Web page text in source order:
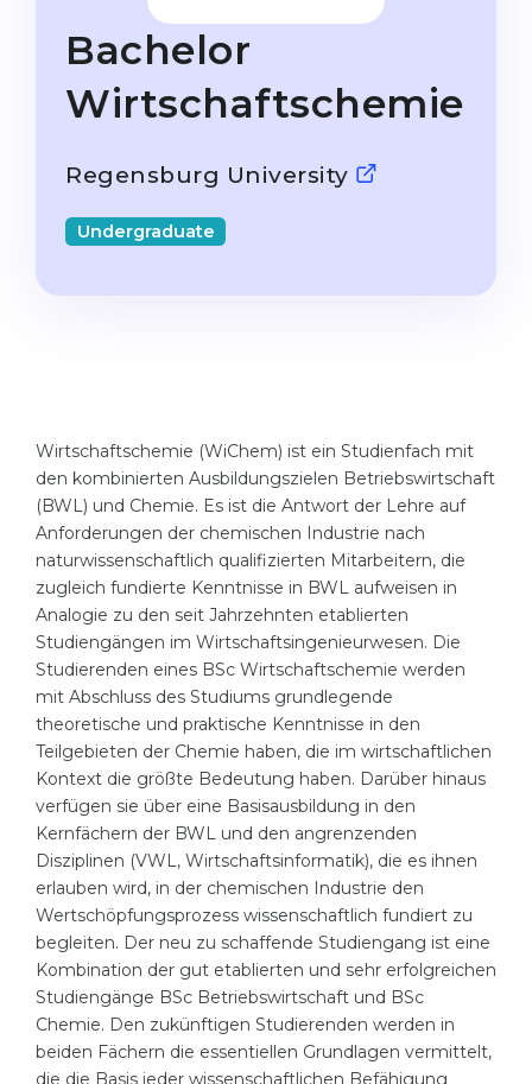
Language Visa
STUDIENKOLLEG
Studienkollegs
Freshman / Foundation
University Preparation
GEOGRAPHY
States
Cities
PROFESSIONS
Professions
Fields of Study
Sample Vacancies
CAREER GUIDANCE
Holland Test
Interest Map Test
RIASEC Test
Successat
100%
Studienkolleg
Bachelor’s
Master’s
WE APPLY AFTER...
11-Year School
2nd–3rd Year
Bachelor’s Degree
Master’s Degree
Medicine
Engineering
Physics
Management
Other Field
WE APPLY FROM...
Russia
Ukraine
Kazakhstan
Azerbaijan
Armenia
Bachelor
Wirtschaftschemie
Regensburg University
Undergraduate
Wirtschaftschemie (WiChem) ist ein Studienfach mit
den kombinierten Ausbildungszielen Betriebswirtschaft
(BWL) und Chemie. Es ist die Antwort der Lehre auf
Anforderungen der chemischen Industrie nach
naturwissenschaftlich qualifizierten Mitarbeitern, die
zugleich fundierte Kenntnisse in BWL aufweisen in
Analogie zu den seit Jahrzehnten etablierten
Studiengängen im Wirtschaftsingenieurwesen. Die
Studierenden eines BSc Wirtschaftschemie werden
mit Abschluss des Studiums grundlegende
theoretische und praktische Kenntnisse in den
Teilgebieten der Chemie haben, die im wirtschaftlichen
Kontext die größte Bedeutung haben. Darüber hinaus
verfügen sie über eine Basisausbildung in den
Kernfächern der BWL und den angrenzenden
Disziplinen (VWL, Wirtschaftsinformatik), die es ihnen
erlauben wird, in der chemischen Industrie den
Wertschöpfungsprozess wissenschaftlich fundiert zu
begleiten. Der neu zu schaffende Studiengang ist eine
Kombination der gut etablierten und sehr erfolgreichen
Studiengänge BSc Betriebswirtschaft und BSc
Chemie. Den zukünftigen Studierenden werden in
beiden Fächern die essentiellen Grundlagen vermittelt,
die die Basis jeder wissenschaftlichen Befähigung